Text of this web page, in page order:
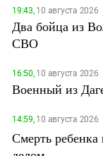
19:43,10 августа 2026
Два бойца из
СВО
16:50,10 августа 2026
Военный из
14:59,10 августа 2026
Смерть ребенка